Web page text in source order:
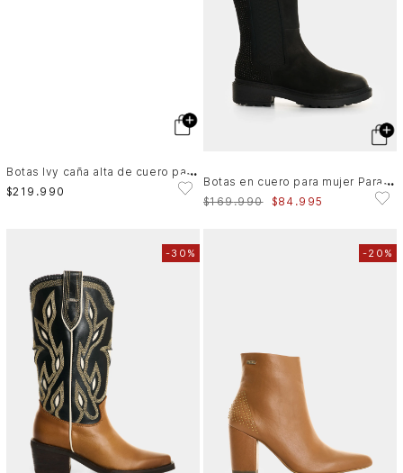
B
otas Ivy caña alta de cuero para mujer contraste
$219 .990
B
otas en cuero para mujer Paracas
$169.990 $84 .995
-30% -20%